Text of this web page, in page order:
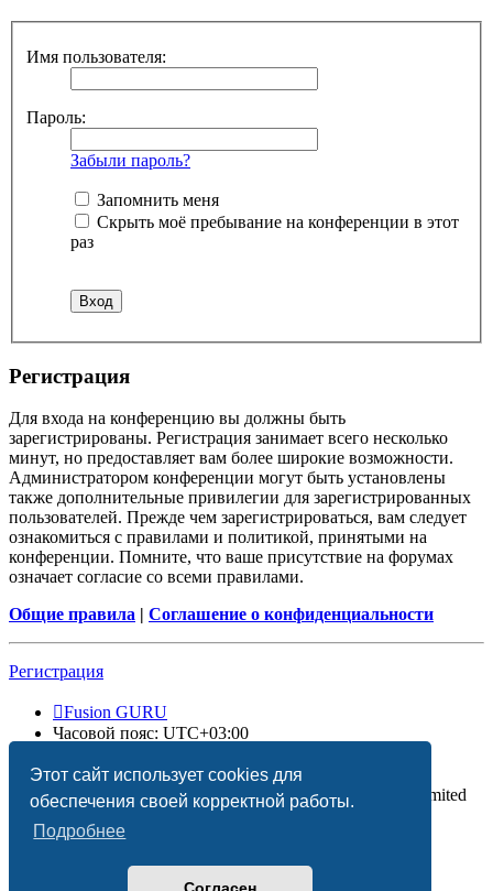
Этот сайт использует cookies для
обеспечения своей корректной работы.
Подробнее
Имя пользователя:
Пароль:
Забыли пароль?
Запомнить меня
Скрыть моё пребывание на конференции в этот
раз
Регистрация
Для входа на конференцию вы должны быть
зарегистрированы. Регистрация занимает всего несколько
минут, но предоставляет вам более широкие возможности.
Администратором конференции могут быть установлены
также дополнительные привилегии для зарегистрированных
пользователей. Прежде чем зарегистрироваться, вам следует
ознакомиться с правилами и политикой, принятыми на
конференции. Помните, что ваше присутствие на форумах
означает согласие со всеми правилами.
Общие правила | Соглашение о конфиденциальности
Регистрация
Fusion GURU
Часовой пояс: UTC+03:00
Создано на основеphpBB® Forum Software © phpBB Limited